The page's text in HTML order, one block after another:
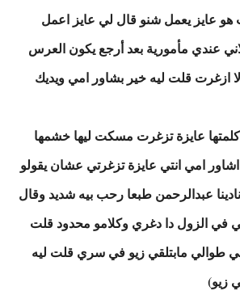
عايز يعمل شنو قال لي عايز اعمل
كدا لاني عندي مأمورية بعد أرجع يكون العرس
ازغرت قلت ليه خير بشاور امي ويديك
عايزة تزغرت مسكت ليها خشمها
اشاور امي انتي عايزة تزغرتي عشان يقولو
عبدالرحمن طبعا رحب بيه شديد وقال
في الزول دا دغري وكلامو محدود قلت
طوالي مابتلقي زيو في سري قلت ليه
زيو)